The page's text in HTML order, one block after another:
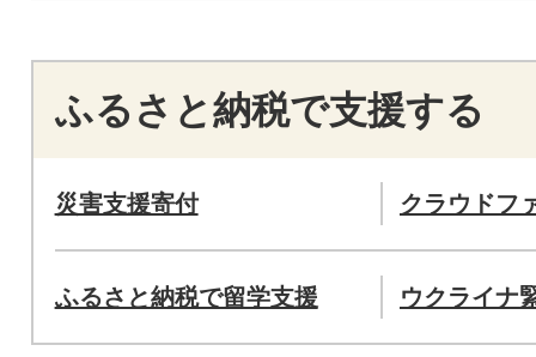
ふるさと納税で支援する
災害支援寄付 クラウドフ
ふるさと納税で留学支援 ウクライナ